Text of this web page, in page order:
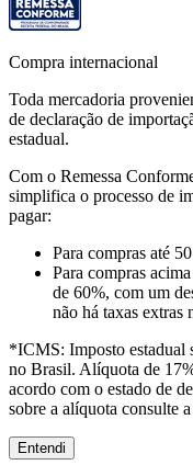
Compra internacional
Toda mercadoria
de declaração de
estadual.
Com o Remessa
simplifica o processo de
pagar:
Para compras até
Para compras
de 60%, com um
não há taxas extras
*ICMS: Imposto estadual
no Brasil. Alíquota de
acordo com o estado de
sobre a alíquota consulte
Entendi